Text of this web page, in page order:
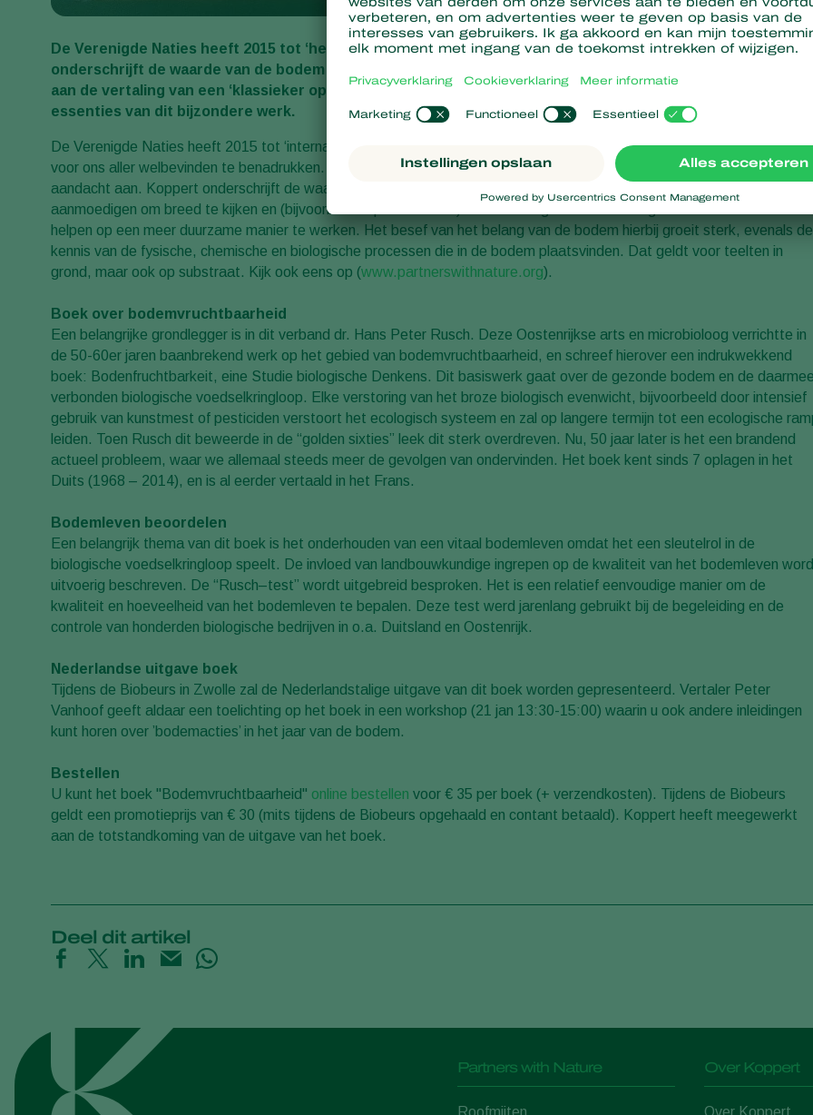
De Verenigde Naties heeft 2015 tot ‘het internationale jaar van de bodem’ uitgeroepen. Koppert
onderschrijft de waarde van de bodem als basis voor een gezonde teelt en heeft daarom ook meegewerkt
aan de vertaling van een ‘klassieker op dit gebied’. Op de Biobeurs in Zwolle presenteert de vertaler de
essenties van dit bijzondere werk.
De Verenigde Naties heeft 2015 tot ‘internationale jaar van de bodem’ uitgeroepen, om het grote belang van de bodem
voor ons aller welbevinden te benadrukken. De
Biobeurs(21-22 januari 2015, Zwolle) schenkt hier op allerlei manieren
aandacht aan. Koppert onderschrijft de waarde van de biologische aanpak, en wil juist ook ‘gangbare’ telers
aanmoedigen om breed te kijken en (bijvoorbeeld op deze beurs) van de biologische sector dingen te leren die hen
helpen op een meer duurzame manier te werken. Het besef van het belang van de bodem hierbij groeit sterk, evenals de
kennis van de fysische, chemische en biologische processen die in de bodem plaatsvinden. Dat geldt voor teelten in
grond, maar ook op substraat. Kijk ook eens op (www.partnerswithnature.org).
Boek over bodemvruchtbaarheid
Een belangrijke grondlegger is in dit verband dr. Hans Peter Rusch. Deze Oostenrijkse arts en microbioloog verrichtte in
de 50-60er jaren baanbrekend werk op het gebied van bodemvruchtbaarheid, en schreef hierover een indrukwekkend
boek: Bodenfruchtbarkeit, eine Studie biologische Denkens. Dit basiswerk gaat over de gezonde bodem en de
verbonden biologische voedselkringloop. Elke verstoring van het broze biologisch evenwicht, bijvoorbeeld door intensief
gebruik van kunstmest of pesticiden verstoort het ecologisch systeem en zal op langere termijn tot een ecologische
leiden. Toen Rusch dit beweerde in de “golden sixties” leek dit sterk overdreven. Nu, 50 jaar later is het een brandend
actueel probleem, waar we allemaal steeds meer de gevolgen van ondervinden. Het boek kent sinds 7 oplagen in het
Duits (1968 – 2014), en is al eerder vertaald in het Frans.
Bodemleven beoordelen
Een belangrijk thema van dit boek is het onderhouden van een vitaal bodemleven omdat het een sleutelrol in de
biologische voedselkringloop speelt. De invloed van landbouwkundige ingrepen op de kwaliteit van het bodemleven
uitvoerig beschreven. De “Rusch–test” wordt uitgebreid besproken. Het is een relatief eenvoudige manier om de
kwaliteit en hoeveelheid van het bodemleven te bepalen. Deze test werd jarenlang gebruikt bij de begeleiding en de
controle van honderden biologische bedrijven in o.a. Duitsland en Oostenrijk.
Nederlandse uitgave boek
Tijdens de Biobeurs in Zwolle zal de Nederlandstalige uitgave van dit boek worden gepresenteerd. Vertaler Peter
Vanhoof geeft aldaar een toelichting op het boek in een workshop (21 jan 13:30-15:00) waarin u ook andere inleidingen
kunt horen over ’bodemacties’ in het jaar van de bodem.
Bestellen
U kunt het boek "Bodemvruchtbaarheid" online bestellen voor € 35 per boek (+ verzendkosten). Tijdens de Biobeurs
geldt een promotieprijs van € 30 (mits tijdens de Biobeurs opgehaald en contant betaald). Koppert heeft meegewerkt
aan de totstandkoming van de uitgave van het boek.
Deel dit artikel
Partners with Nature Over Koppert